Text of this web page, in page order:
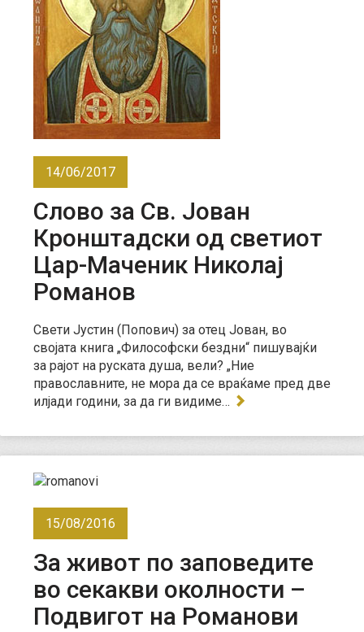
14/06/2017
Слово за Св. Јован
Кронштадски од светиот
Цар-Маченик Николај
Романов
Свети Јустин (Попович) за отец Јован, во
својата книга „Философски бездни“ пишувајќи
за рајот на руската душа, вели? „Ние
православните, не мора да се враќаме пред две
илјади години, за да ги видиме…
15/08/2016
За живот по заповедите
во секакви околности –
Подвигот на Романови